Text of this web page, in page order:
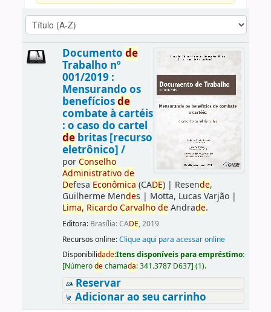
Documento de
Trabalho nº
001/2019 :
Mensurando os
benefíciosde
combate à cartéis
: o caso do cartel
debritas [recurso
eletrônico] /
porConselho
Administrativo de
Defesa Econômica (CADE)| Resende,
Guilherme Mendes | Motta, Lucas Varjão|
Lima, Ricardo Carvalho deAndrade.
Editora: Brasília: CADE, 2019
Recursos online:Clique aqui para acessar online
Disponibilidade:Itens disponíveis para empréstimo:
[Númerodechamada:341.3787 D637] (1).
Reservar
Adicionar ao seu carrinho